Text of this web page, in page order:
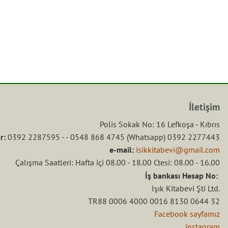
İletişim
Polis Sokak No: 16 Lefkoşa - Kıbrıs
0392 2287595 - - 0548 868 4745 (Whatsapp) 0392 2277443
e-mail: isikkitabevi@gmail.com
Çalışma Saatleri: Hafta içi 08.00 - 18.00 Ctesi: 08.00 - 16.00
İş bankası Hesap No:
Işık Kitabevi Şti Ltd.
TR88 0006 4000 0016 8130 0644 32
Facebook sayfamız